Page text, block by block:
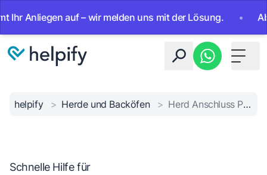
auf – wir melden uns mit der Lösung. • Ab
Toggle
helpify > Herde und Backöfen > Herd Anschluss Probleme: Backofen ohne Funktion
Schnelle Hilfe für